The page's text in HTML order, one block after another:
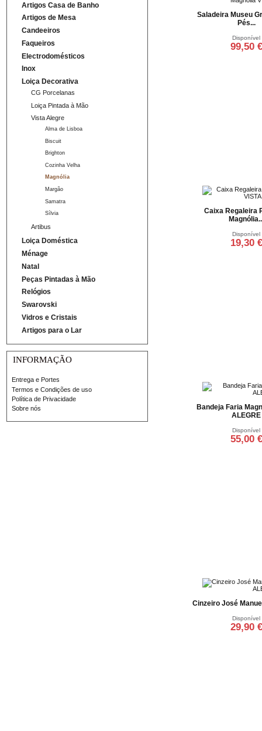
Artigos Casa de Banho
Artigos de Mesa
Candeeiros
Faqueiros
Electrodomésticos
Inox
Loiça Decorativa
CG Porcelanas
Loiça Pintada à Mão
Vista Alegre
Alma de Lisboa
Biscuit
Brighton
Cozinha Velha
Magnólia
Margão
Samatra
Sílvia
Artibus
Loiça Doméstica
Ménage
Natal
Peças Pintadas à Mão
Relógios
Swarovski
Vidros e Cristais
Artigos para o Lar
INFORMAÇÃO
Entrega e Portes
Termos e Condições de uso
Política de Privacidade
Sobre nós
Saladeira Museu
Pés...
Disponível
99,50 €
Caixa Regaleira
Disponível
19,30 €
Bandeja Faria
ALEGRE
Disponível
55,00 €
Cinzeiro José
Disponível
29,90 €